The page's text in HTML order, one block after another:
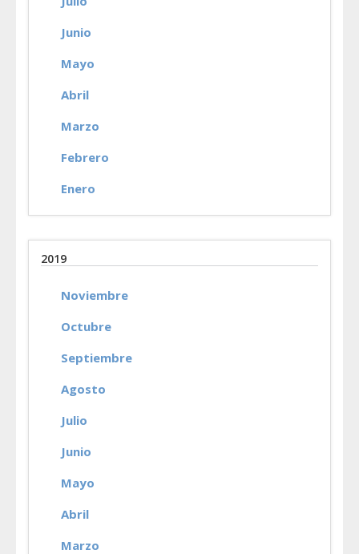
Junio
Mayo
Abril
Marzo
Febrero
Enero
2019
Noviembre
Octubre
Septiembre
Agosto
Julio
Junio
Mayo
Abril
Marzo